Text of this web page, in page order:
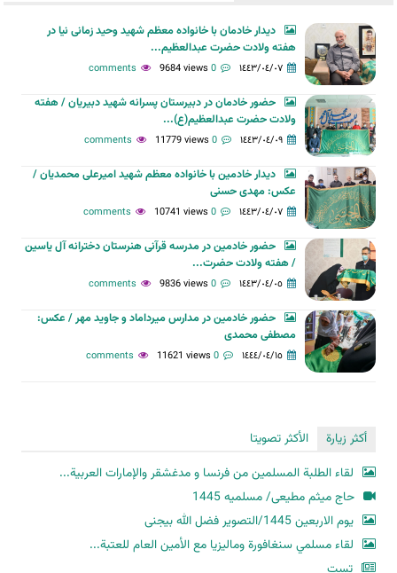
دیدار خادمان با خانواده معظم شهید وحید زمانی نیا در
هفته ولادت حضرت عبدالعظیم...
١٤٤٣/٠٤/٠٧ 0 comments
9684 views
حضور خادمان در دبیرستان پسرانه شهید دبیریان / هفته
ولادت حضرت عبدالعظیم(ع)...
١٤٤٣/٠٤/٠٩ 0 comments
11779 views
دیدار خادمین با خانواده معظم شهید امیرعلی محمدیان /
عکس: مهدی حسنی
١٤٤٣/٠٤/٠٧ 0 comments
10741 views
حضور خادمین در مدرسه قرآنی هنرستان دخترانه آل یاسین
/ هفته ولادت حضرت...
١٤٤٣/٠٤/٠٥ 0 comments
9836 views
حضور خادمین در مدارس میرداماد و جاوید مهر / عکس:
مصطفی محمدی
١٤٤٤/٠٤/١٥ 0 comments
11621 views
أكثر زيارة
الأكثر تصويتا
لقاء الطلبة المسلمين من فرنسا و مدغشقر والإمارات العربية...
حاج میثم مطیعی/ مسلمیه 1445
یوم الاربعین 1445/التصویر فضل الله بیجنی
لقاء مسلمي سنغافورة وماليزيا مع الأمين العام للعتبة...
تست